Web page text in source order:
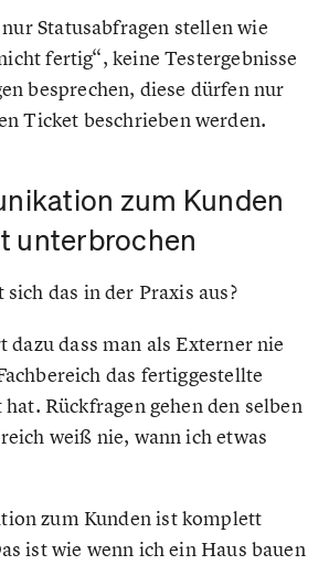
Statusabfragen stellen wie
fertig“, keine Testergebnisse
besprechen, diese dürfen nur
Ticket beschrieben werden.
zum Kunden
unterbrochen
das in der Praxis aus?
dazu dass man als Externer nie
das fertiggestellte
Rückfragen gehen den selben
weiß nie, wann ich etwas
zum Kunden ist komplett
ist wie wenn ich ein Haus bauen